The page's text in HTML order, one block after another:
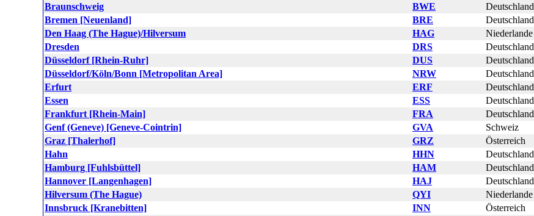
Braunschweig
BWE
Deutschland
Bremen [Neuenland]
BRE
Deutschland
Den Haag (The Hague)/Hilversum
HAG
Niederlande
Dresden
DRS
Deutschland
Düsseldorf [Rhein-Ruhr]
DUS
Deutschland
Düsseldorf/Köln/Bonn [Metropolitan Area]
NRW
Deutschland
Erfurt
ERF
Deutschland
Essen
ESS
Deutschland
Frankfurt [Rhein-Main]
FRA
Deutschland
Genf (Geneve) [Geneve-Cointrin]
GVA
Schweiz
Graz [Thalerhof]
GRZ
Österreich
Hahn
HHN
Deutschland
Hamburg [Fuhlsbüttel]
HAM
Deutschland
Hannover [Langenhagen]
HAJ
Deutschland
Hilversum (The Hague)
QYI
Niederlande
Innsbruck [Kranebitten]
INN
Österreich